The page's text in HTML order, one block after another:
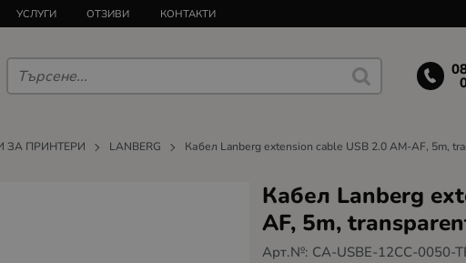
УСЛУГИ ОТЗИВИ КОНТАКТИ
ЗА ПРИНТЕРИ LANBERG Кабел Lanberg extension cable USB 2.0 AM-AF, 5m,
Кабел Lanberg
AF, 5m,
Арт.№: CA-USBE-12CC-0050-